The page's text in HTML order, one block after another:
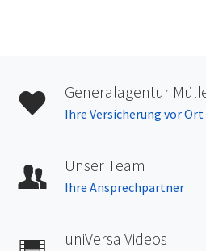
Generalagentur
Ihre Versicherung vor Ort
Unser Team
Ihre Ansprechpartner
uniVersa Videos